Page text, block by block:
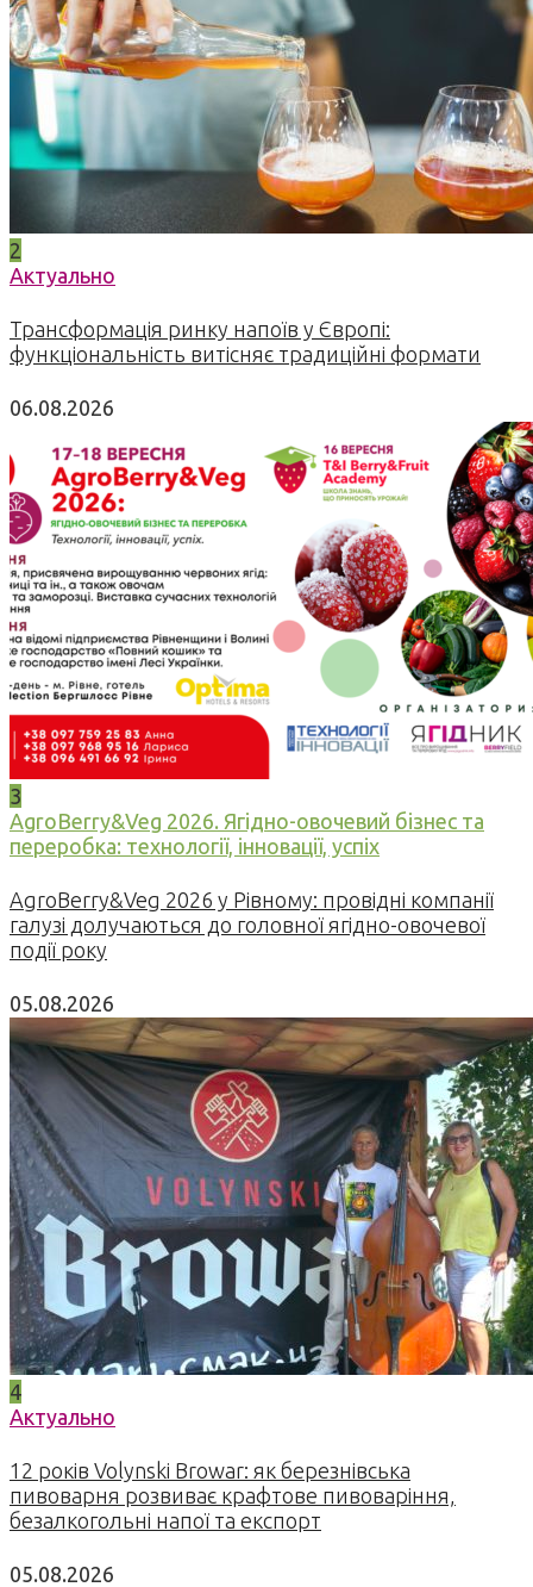
2
Актуально
Трансформація ринку напоїв у Європі:
функціональність витісняє традиційні формати
06.08.2026
3
AgroBerry&Veg 2026. Ягідно-овочевий бізнес та
переробка: технології, інновації, успіх
AgroBerry&Veg 2026 у Рівному: провідні компанії
галузі долучаються до головної ягідно-овочевої
події року
05.08.2026
4
Актуально
12 років Volynski Browar: як березнівська
пивоварня розвиває крафтове пивоваріння,
безалкогольні напої та експорт
05.08.2026